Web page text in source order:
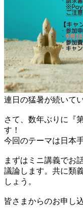
連日の猛暑が続いて
さて、数年ぶりに『
す！
今回のテーマは日本
まずはミニ講義でお
議論します。共に類
しょう。
皆さまからのお申し